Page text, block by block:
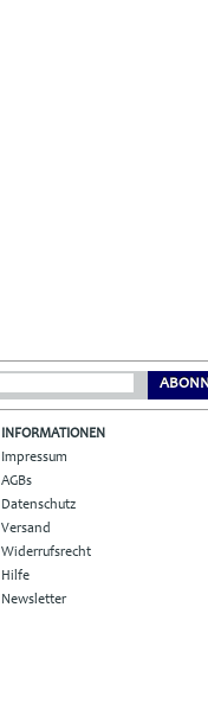
INFORMATIONEN
Impressum
AGBs
Datenschutz
Versand
Widerrufsrecht
Hilfe
Newsletter